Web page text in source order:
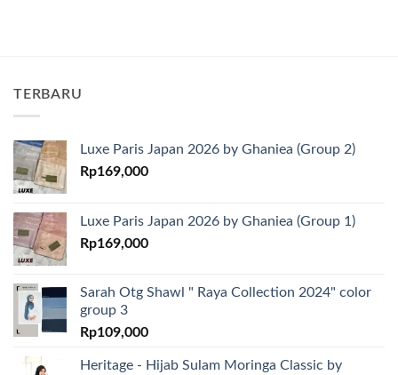
TERBARU
Luxe Paris Japan 2026 by Ghaniea (Group 2)
Rp169,000
Luxe Paris Japan 2026 by Ghaniea (Group 1)
Rp169,000
Sarah Otg Shawl " Raya Collection 2024" color
group 3
Rp109,000
Heritage - Hijab Sulam Moringa Classic by